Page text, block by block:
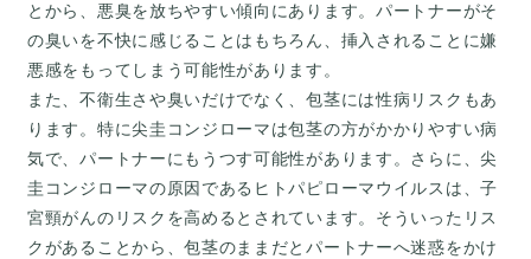
とから、悪臭を放ちやすい傾向にあります。パートナーがそ
の臭いを不快に感じることはもちろん、挿入されることに嫌
悪感をもってしまう可能性があります。
また、不衛生さや臭いだけでなく、包茎には性病リスクもあ
ります。特に尖圭コンジローマは包茎の方がかかりやすい病
気で、パートナーにもうつす可能性があります。さらに、尖
圭コンジローマの原因であるヒトパピローマウイルスは、子
宮頸がんのリスクを高めるとされています。そういったリス
クがあることから、包茎のままだとパートナーへ迷惑をかけ